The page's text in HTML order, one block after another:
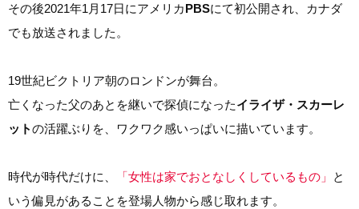
その後2021年1月17日にアメリカPBSにて初公開され、カナダ
でも放送されました。
19世紀ビクトリア朝のロンドンが舞台。
亡くなった父のあとを継いで探偵になったイライザ・スカーレ
ットの活躍ぶりを、ワクワク感いっぱいに描いています。
時代が時代だけに、 「女性は家でおとなしくしているもの」
と
いう偏見があることを登場人物から感じ取れます。